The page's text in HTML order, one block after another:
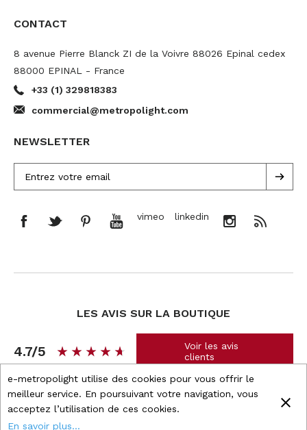
CONTACT
8 avenue Pierre Blanck ZI de la Voivre 88026 Epinal cedex
88000 EPINAL - France
+33 (1) 329818383
commercial@metropolight.com
NEWSLETTER
vimeo linkedin
LES AVIS SUR LA BOUTIQUE
4.7/5 star_rate star_rate star_rate star_rate star_rate
star_rate star_rate star_rate star_rate star_rate
Voir les avis
clients
e-metropolight utilise des cookies pour vous offrir le
meilleur service. En poursuivant votre navigation, vous
acceptez l’utilisation de ces cookies.
En savoir plus...
close